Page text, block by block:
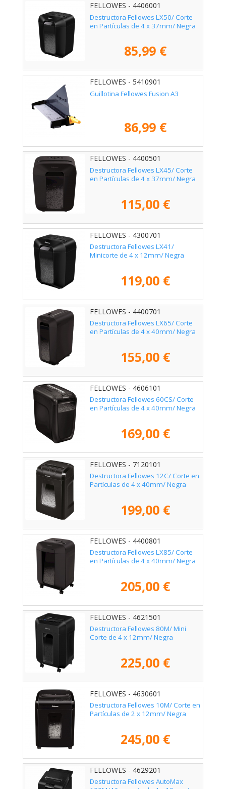
FELLOWES - 4406001
Destructora Fellowes LX50/ Corte
en Partículas de 4 x 37mm/ Negra
85,99 €
FELLOWES - 5410901
Guillotina Fellowes Fusion A3
86,99 €
FELLOWES - 4400501
Destructora Fellowes LX45/ Corte
en Partículas de 4 x 37mm/ Negra
115,00 €
FELLOWES - 4300701
Destructora Fellowes LX41/
Minicorte de 4 x 12mm/ Negra
119,00 €
FELLOWES - 4400701
Destructora Fellowes LX65/ Corte
en Partículas de 4 x 40mm/ Negra
155,00 €
FELLOWES - 4606101
Destructora Fellowes 60CS/ Corte
en Partículas de 4 x 40mm/ Negra
169,00 €
FELLOWES - 7120101
Destructora Fellowes 12C/ Corte en
Partículas de 4 x 40mm/ Negra
199,00 €
FELLOWES - 4400801
Destructora Fellowes LX85/ Corte
en Partículas de 4 x 40mm/ Negra
205,00 €
FELLOWES - 4621501
Destructora Fellowes 80M/ Mini
Corte de 4 x 12mm/ Negra
225,00 €
FELLOWES - 4630601
Destructora Fellowes 10M/ Corte en
Partículas de 2 x 12mm/ Negra
245,00 €
FELLOWES - 4629201
Destructora Fellowes AutoMax